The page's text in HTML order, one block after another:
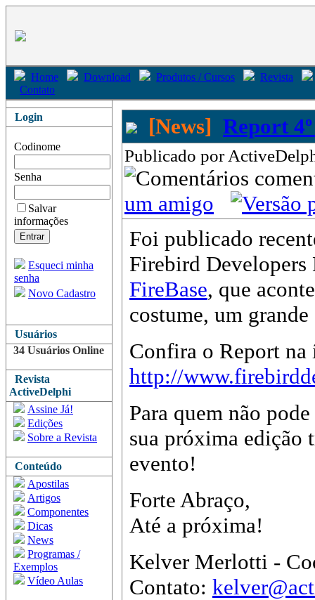
Home Download Produtos / Cursos
Revista
Contato
Login
Codinome
Senha
Salvar
informações
Esqueci minha
senha
Novo Cadastro
Usuários
34 Usuários Online
Revista
ActiveDelphi
Assine Já!
Edições
Sobre a Revista
Conteúdo
Apostilas
Artigos
Componentes
Dicas
News
Programas /
Exemplos
Vídeo Aulas
[News] Report
Publicado por
um amigo
Foi publicado
Firebird Developers
FireBase, que
costume, um grande
Confira o Report na
http://
Para quem não
sua próxima edição
evento!
Forte Abraço,
Até a próxima!
Kelver Merlotti -
Contato: